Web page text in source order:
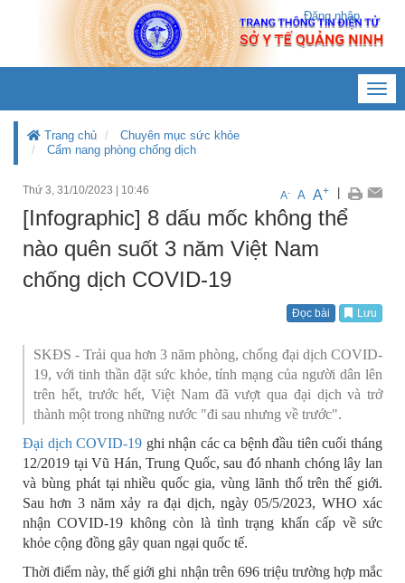
Đăng nhập
Trang chủ
Chuyên mục sức khỏe
Cẩm nang phòng chống dịch
Thứ 3, 31/10/2023 10:46 A- A A+
[Infographic] 8 dấu mốc không thể
nào quên suốt 3 năm Việt Nam
chống dịch COVID-19
Đọc bài Lưu
SKĐS - Trải qua hơn 3 năm phòng, chống đại dịch COVID-
19, với tinh thần đặt sức khỏe, tính mạng của người dân lên
trên hết, trước hết, Việt Nam đã vượt qua đại dịch và trở
thành một trong những nước "đi sau nhưng về trước".
Đại dịch COVID-19 ghi nhận các ca bệnh đầu tiên cuối tháng
12/2019 tại Vũ Hán, Trung Quốc, sau đó nhanh chóng lây lan
và bùng phát tại nhiều quốc gia, vùng lãnh thổ trên thế giới.
Sau hơn 3 năm xảy ra đại dịch, ngày 05/5/2023, WHO xác
nhận COVID-19 không còn là tình trạng khẩn cấp về sức
khỏe cộng đồng gây quan ngại quốc tế.
Thời điểm này, thế giới ghi nhận trên 696 triệu trường hợp mắc